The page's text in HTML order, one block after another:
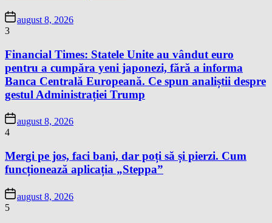
august 8, 2026
3
Financial Times: Statele Unite au vândut euro
pentru a cumpăra yeni japonezi, fără a informa
Banca Centrală Europeană. Ce spun analiștii despre
gestul Administrației Trump
august 8, 2026
4
Mergi pe jos, faci bani, dar poți să și pierzi. Cum
funcționează aplicația „Steppa”
august 8, 2026
5